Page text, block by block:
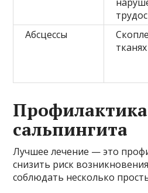
Абсцессы
Профилактика
сальпингита
Лучшее лечение — это
снизить риск
соблюдать несколько